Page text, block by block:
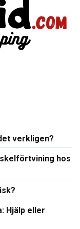
verkligen?
hos
Hjälp eller